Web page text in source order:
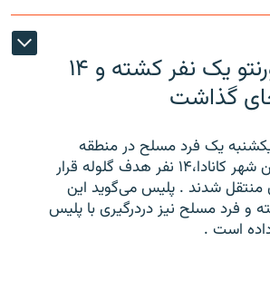
تیراندازی در تورنتو یک نفر کشته و ۱۴
گذاشت
یک فرد مسلح در منطقه
مرکزی تورنتو ،‌بزرگترین شهر کانادا،۱۴ نفر هدف گلوله قرار
منتقل شدند . پلیس می‌گوید این
و فرد مسلح نیز دردرگیری با پلیس
است .